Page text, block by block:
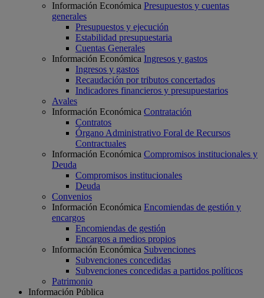
Información Económica Presupuestos y cuentas
generales
Presupuestos y ejecución
Estabilidad presupuestaria
Cuentas Generales
Información Económica Ingresos y gastos
Ingresos y gastos
Recaudación por tributos concertados
Indicadores financieros y presupuestarios
Avales
Información Económica Contratación
Contratos
Órgano Administrativo Foral de Recursos
Contractuales
Información Económica Compromisos institucionales y
Deuda
Compromisos institucionales
Deuda
Convenios
Información Económica Encomiendas de gestión y
encargos
Encomiendas de gestión
Encargos a medios propios
Información Económica Subvenciones
Subvenciones concedidas
Subvenciones concedidas a partidos políticos
Patrimonio
Información Pública